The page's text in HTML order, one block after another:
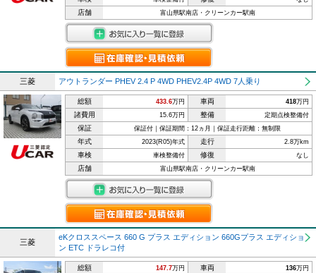
店舗 富山県駅南店・クリーンカー駅南
三菱 アウトランダー PHEV 2.4 P 4WD PHEV2.4P 4WD 7人乗り
総額 433.6万円 車両 418万円
諸費用 15.6万円 整備 定期点検整備付
保証 保証付｜保証期間：12ヵ月｜保証走行距離：無制限
年式 2023(R05)年式 走行 2.8万km
車検 車検整備付 修復 なし
店舗 富山県駅南店・クリーンカー駅南
三菱
eKクロススペース 660 G プラス エディション 660Gプラス エディショ
ン ETC ドラレコ付
総額 147.7万円 車両 136万円